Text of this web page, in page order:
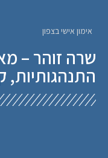
אימון אישי בצפון
שרה זוהר –
התנהגותיות,